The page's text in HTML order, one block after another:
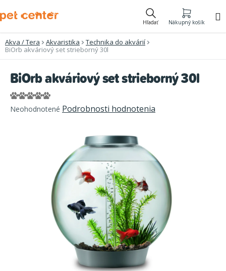
na
Hľadať Nákupný košík
Akva / Tera Akvaristika
Technika do akvárií
BiOrb akváriový set strieborný 30l
BiOrb akváriový set strieborný 30l
Priemerné
hodnotenie
hviezdičiek.
Neohodnotené Podrobnosti hodnotenia